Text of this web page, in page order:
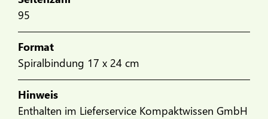
95
Format
Spiralbindung 17 x 24 cm
Hinweis
Enthalten im Lieferservice Kompaktwissen GmbH